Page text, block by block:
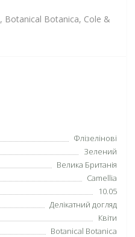
Botanical Botanica, Cole &
Флізелінові
Зелений
Велика Британія
Camellia
10.05
Делікатний догляд
Квіти
Botanical Botanica